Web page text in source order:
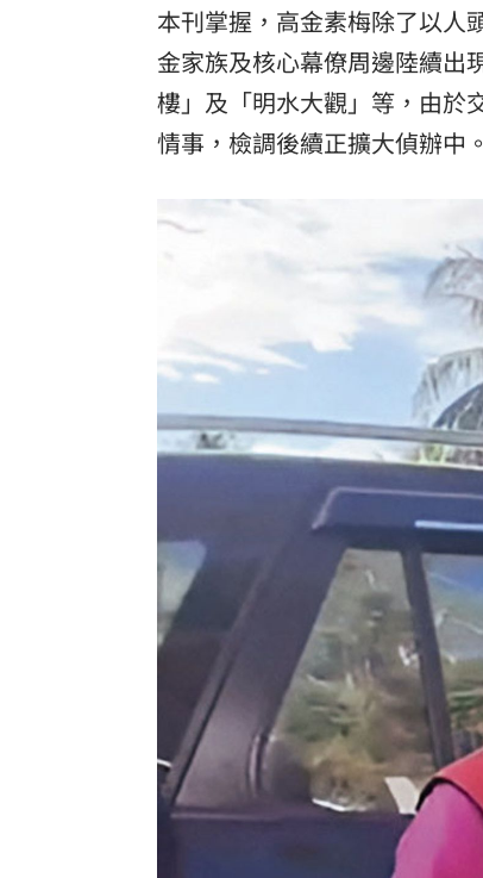
本刊掌握，高金素梅除了以人
金家族及核心幕僚周邊陸續出
樓」及「明水大觀」等，由於
情事，檢調後續正擴大偵辦中。